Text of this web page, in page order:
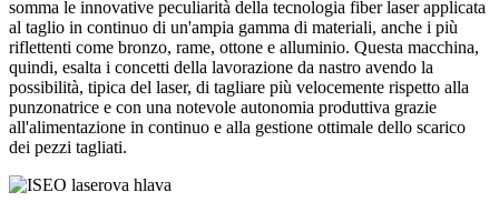
somma le innovative peculiarità della tecnologia fiber laser applicata
al taglio in continuo di un'ampia gamma di materiali, anche i più
riflettenti come bronzo, rame, ottone e alluminio. Questa macchina,
quindi, esalta i concetti della lavorazione da nastro avendo la
possibilità, tipica del laser, di tagliare più velocemente rispetto alla
punzonatrice e con una notevole autonomia produttiva grazie
all'alimentazione in continuo e alla gestione ottimale dello scarico
dei pezzi tagliati.